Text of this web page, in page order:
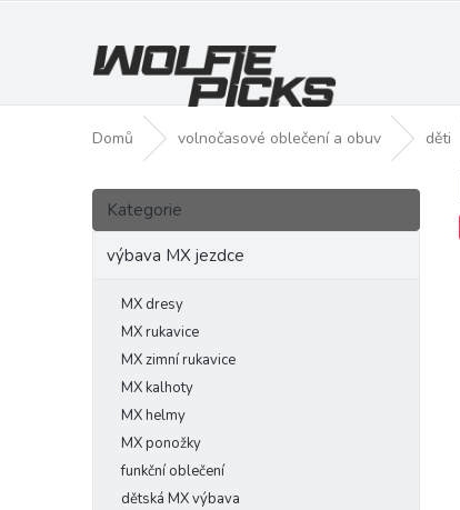
Domů volnočasové oblečení a obuv děti
P
s
Přeskočit
kategorie
Kategorie
výbava MX jezdce
MX dresy
MX rukavice
MX zimní rukavice
MX kalhoty
MX helmy
MX ponožky
funkční oblečení
dětská MX výbava